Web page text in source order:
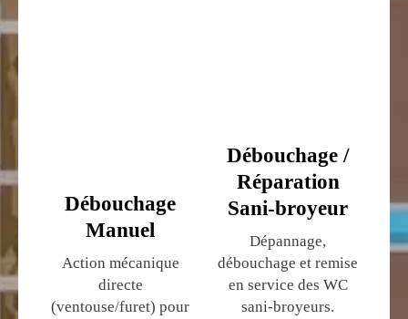
Débouchage
Manuel
Action mécanique
directe
(ventouse/furet) pour
Débouchage /
Réparation
Sani-broyeur
Dépannage,
débouchage et remise
en service des WC
sani-broyeurs.